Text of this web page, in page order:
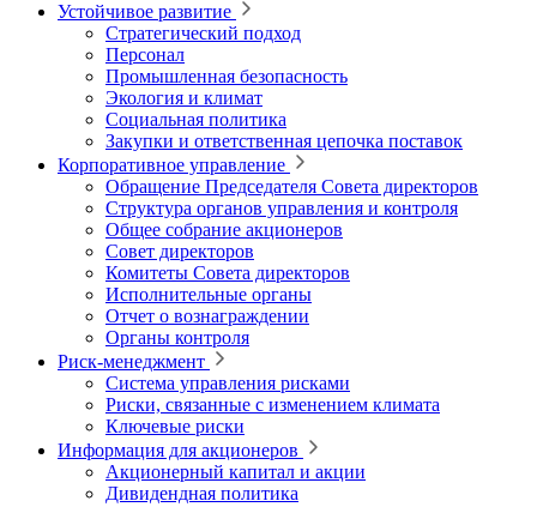
Устойчивое развитие
Стратегический подход
Персонал
Промышленная безопасность
Экология и климат
Социальная политика
Закупки и ответственная цепочка поставок
Корпоративное управление
Обращение Председателя Совета директоров
Структура органов управления и контроля
Общее собрание акционеров
Совет директоров
Комитеты Совета директоров
Исполнительные органы
Отчет о вознаграждении
Органы контроля
Риск-менеджмент
Система управления рисками
Риски, связанные с изменением климата
Ключевые риски
Информация для акционеров
Акционерный капитал и акции
Дивидендная политика